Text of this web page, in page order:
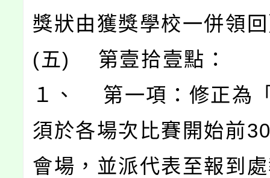
獎狀由獲獎學校一併領
(五) 第壹拾壹點：
１、 第一項：修正為
須於各場次比賽開始前
會場，並派代表至報到